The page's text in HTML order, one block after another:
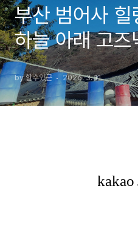
부산 범어사
하늘 아래 고
과 담백한 나
by 할수있군 2026. 3. 11.